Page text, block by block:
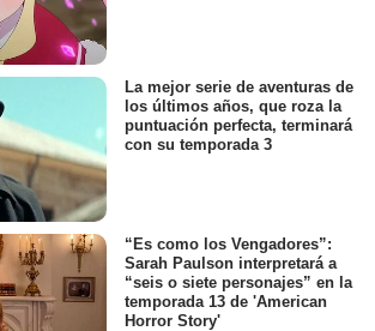
La mejor serie de aventuras de
los últimos años, que roza la
puntuación perfecta, terminará
con su temporada 3
“Es como los Vengadores”:
Sarah Paulson interpretará a
“seis o siete personajes” en la
temporada 13 de 'American
Horror Story'